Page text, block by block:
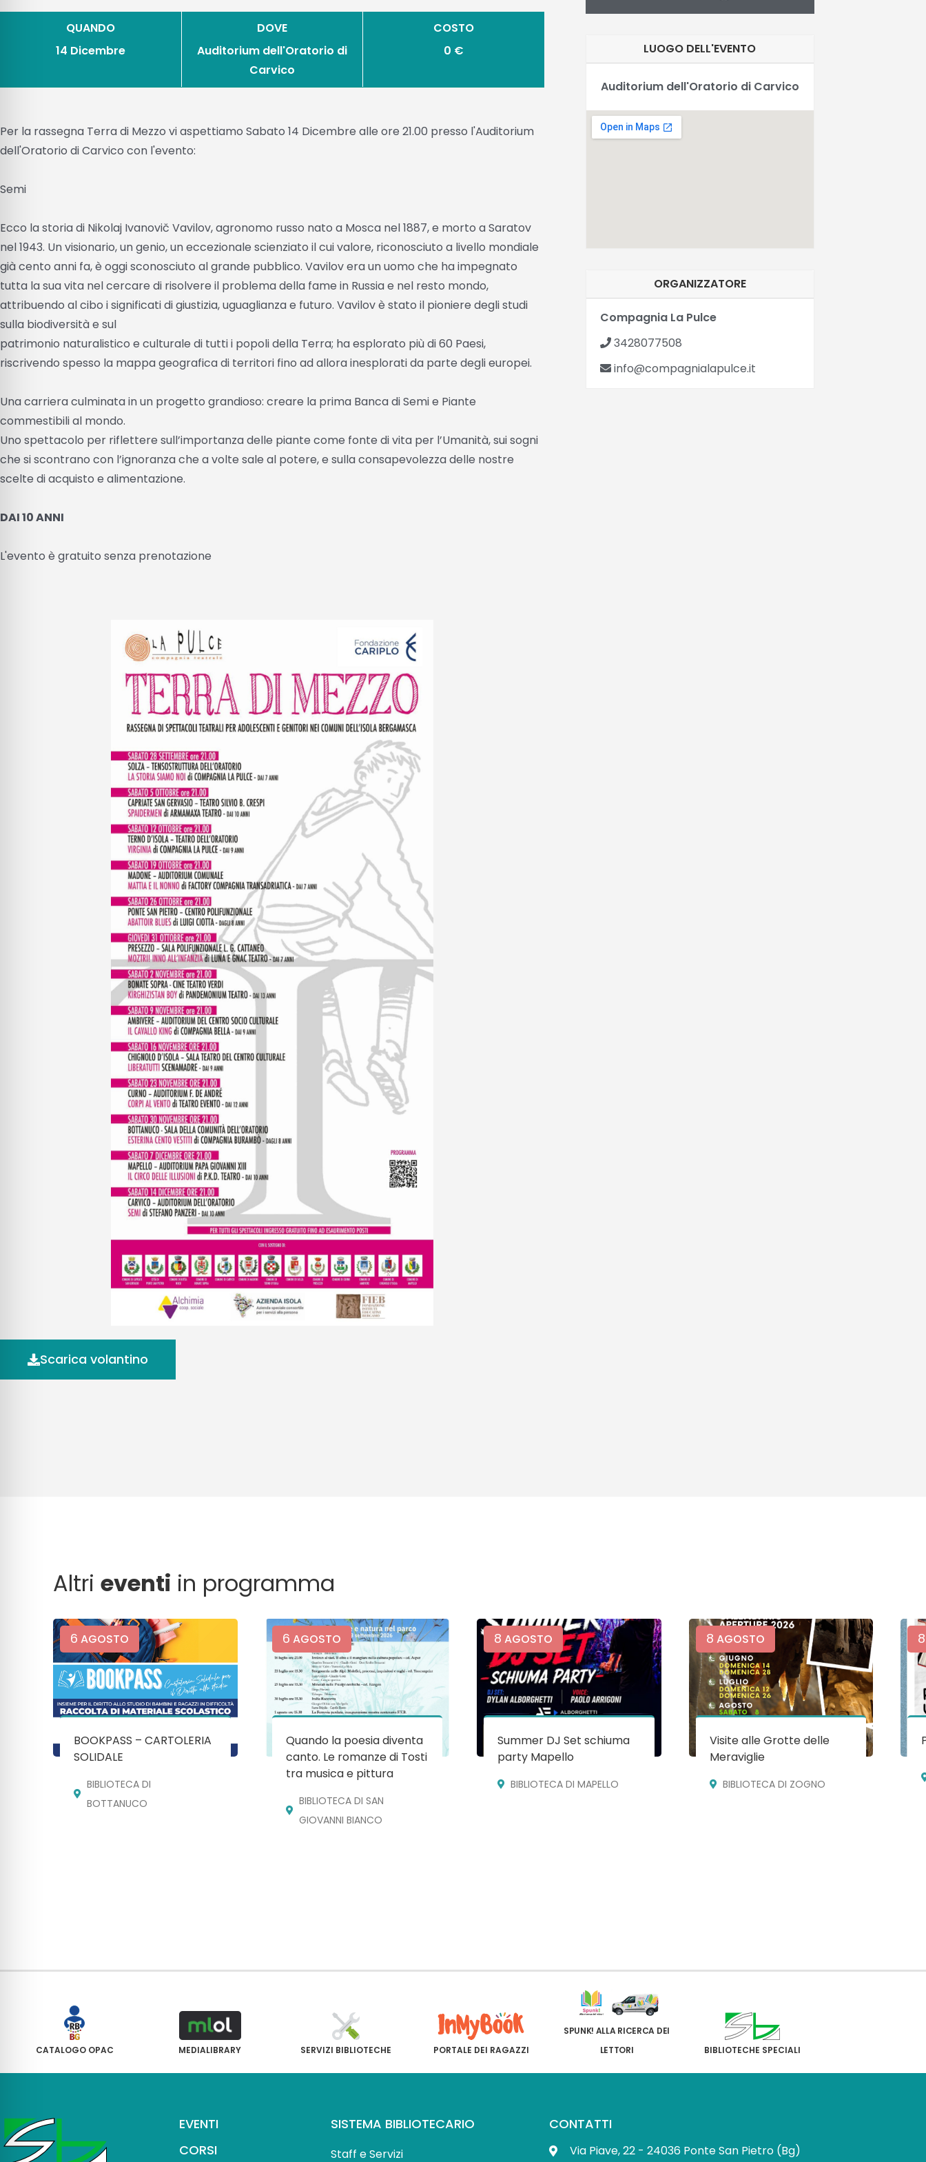
QUANDO
14 Dicembre
DOVE
Auditorium dell'Oratorio di
Carvico
COSTO
0 €
Per la rassegna Terra di Mezzo vi aspettiamo Sabato 14 Dicembre alle ore 21.00 presso l'Auditorium
dell'Oratorio di Carvico con l'evento:
Semi
Ecco la storia di Nikolaj Ivanovič Vavilov, agronomo russo nato a Mosca nel 1887, e morto a Saratov
nel 1943. Un visionario, un genio, un eccezionale scienziato il cui valore, riconosciuto a livello mondiale
già cento anni fa, è oggi sconosciuto al grande pubblico. Vavilov era un uomo che ha impegnato
tutta la sua vita nel cercare di risolvere il problema della fame in Russia e nel resto mondo,
attribuendo al cibo i significati di giustizia, uguaglianza e futuro. Vavilov è stato il pioniere degli studi
sulla biodiversità e sul
patrimonio naturalistico e culturale di tutti i popoli della Terra; ha esplorato più di 60 Paesi,
riscrivendo spesso la mappa geografica di territori fino ad allora inesplorati da parte degli europei.
Una carriera culminata in un progetto grandioso: creare la prima Banca di Semi e Piante
commestibili al mondo.
Uno spettacolo per riflettere sull’importanza delle piante come fonte di vita per l’Umanità, sui sogni
che si scontrano con l’ignoranza che a volte sale al potere, e sulla consapevolezza delle nostre
scelte di acquisto e alimentazione.
DAI 10 ANNI
L'evento è gratuito senza prenotazione
Scarica volantino
LUOGO DELL'EVENTO
Auditorium dell'Oratorio di Carvico
ORGANIZZATORE
Compagnia La Pulce
3428077508
info@compagnialapulce.it
Altrieventi in programma
6 AGOSTO
BOOKPASS – CARTOLERIA
SOLIDALE
BIBLIOTECA DI
BOTTANUCO
6 AGOSTO
Quando la poesia diventa
canto. Le romanze di Tosti
tra musica e pittura
BIBLIOTECA DI SAN
GIOVANNI BIANCO
8 AGOSTO
Summer DJ Set schiuma
party Mapello
BIBLIOTECA DI MAPELLO
8 AGOSTO
Visite alle Grotte delle
Meraviglie
BIBLIOTECA DI ZOGNO
8
CATALOGO OPAC MEDIALIBRARY SERVIZI BIBLIOTECHE PORTALE DEI RAGAZZI
SPUNK! ALLA RICERCA DEI
LETTORI
BIBLIOTECHE SPECIALI
EVENTI
CORSI
SISTEMA BIBLIOTECARIO
Staff e Servizi
CONTATTI
Via Piave, 22 - 24036 Ponte San Pietro (Bg)